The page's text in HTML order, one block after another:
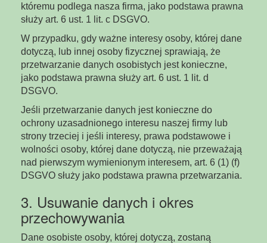
któremu podlega nasza firma, jako podstawa prawna
służy art. 6 ust. 1 lit. c DSGVO.
W przypadku, gdy ważne interesy osoby, której dane
dotyczą, lub innej osoby fizycznej sprawiają, że
przetwarzanie danych osobistych jest konieczne,
jako podstawa prawna służy art. 6 ust. 1 lit. d
DSGVO.
Jeśli przetwarzanie danych jest konieczne do
ochrony uzasadnionego interesu naszej firmy lub
strony trzeciej i jeśli interesy, prawa podstawowe i
wolności osoby, której dane dotyczą, nie przeważają
nad pierwszym wymienionym interesem, art. 6 (1) (f)
DSGVO służy jako podstawa prawna przetwarzania.
3. Usuwanie danych i okres
przechowywania
Dane osobiste osoby, której dotyczą, zostaną